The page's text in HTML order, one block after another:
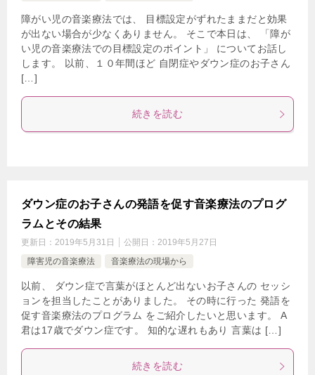
障がい児の音楽療法では、 目標設定がずれたままだと効果
が出ない場合が少なくありません。 そこで本日は、 「障が
い児の音楽療法での目標設定のポイント」 についてお話し
します。 以前、１０年間ほど 自閉症やダウン症のお子さん
[…]
続きを読む
ダウン症のお子さんの発語を促す音楽療法のプログ
ラムとその結果
更新日： 2019年5月31日 公開日： 2019年5月27日
障害児の音楽療法
音楽療法の現場から
以前、 ダウン症で言葉がほとんど出ないお子さんの セッシ
ョンを担当したことがありました。 その時に行った 発語を
促す音楽療法のプログラム をご紹介したいと思います。 A
君は17歳でダウン症です。 知的な遅れもあり 言葉は […]
続きを読む